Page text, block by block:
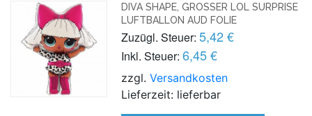
DIVA SHAPE, GROSSER LOL SURPRISE L
UFTBALLON AUD FOLIE
Zuzügl. Steuer: 5,42 €
Inkl. Steuer: 6,45 €
zzgl.Versandkosten
Lieferzeit: lieferbar